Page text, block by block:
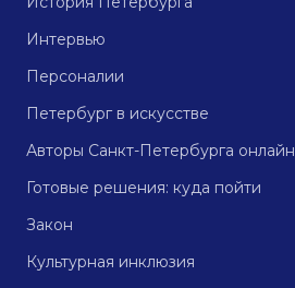
Интервью
Персоналии
Петербург в искусстве
Авторы Санкт-Петербурга онлайн
Готовые решения: куда пойти
Закон
Культурная инклюзия